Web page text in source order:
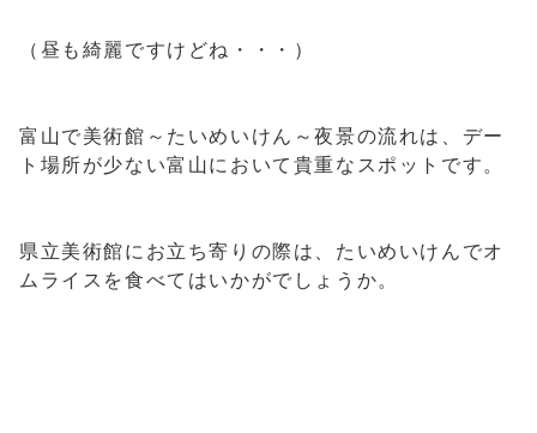
（昼も綺麗ですけどね・・・）
富山で美術館～たいめいけん～夜景の流れは、デー
ト場所が少ない富山において貴重なスポットです。
県立美術館にお立ち寄りの際は、たいめいけんでオ
ムライスを食べてはいかがでしょうか。